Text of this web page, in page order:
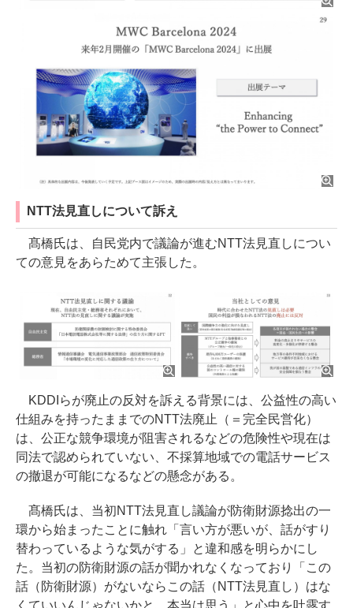
NTT法見直しについて訴え
髙橋氏は、自民党内で議論が進むNTT法見直しについ
ての意見をあらためて主張した。
KDDIらが廃止の反対を訴える背景には、公益性の高い
仕組みを持ったままでのNTT法廃止（＝完全民営化）
は、公正な競争環境が阻害されるなどの危険性や現在は
同法で認められていない、不採算地域での電話サービス
の撤退が可能になるなどの懸念がある。
髙橋氏は、当初NTT法見直し議論が防衛財源捻出の一
環から始まったことに触れ「言い方が悪いが、話がすり
替わっているような気がする」と違和感を明らかにし
た。当初の防衛財源の話が聞かれなくなっており「この
話（防衛財源）がないならこの話（NTT法見直し）はな
くていいんじゃないかと、本当は思う」と心中を吐露す